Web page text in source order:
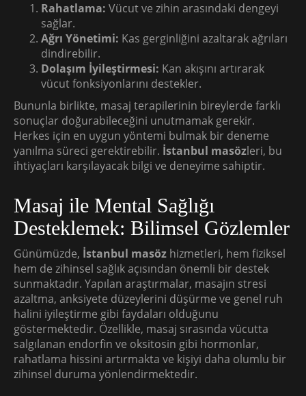
Rahatlama: Vücut ve zihin arasındaki dengeyi
sağlar.
Ağrı Yönetimi: Kas gerginliğini azaltarak ağrıları
dindirebilir.
Dolaşım İyileştirmesi: Kan akışını artırarak
vücut fonksiyonlarını destekler.
Bununla birlikte, masaj terapilerinin bireylerde farklı
sonuçlar doğurabileceğini unutmamak gerekir.
Herkes için en uygun yöntemi bulmak bir deneme
yanılma süreci gerektirebilir. İstanbul masözleri, bu
ihtiyaçları karşılayacak bilgi ve deneyime sahiptir.
Masaj ile Mental Sağlığı
Desteklemek: Bilimsel Gözlemler
Günümüzde, İstanbul masöz hizmetleri, hem fiziksel
hem de zihinsel sağlık açısından önemli bir destek
sunmaktadır. Yapılan araştırmalar, masajın stresi
azaltma, anksiyete düzeylerini düşürme ve genel ruh
halini iyileştirme gibi faydaları olduğunu
göstermektedir. Özellikle, masaj sırasında vücutta
salgılanan endorfin ve oksitosin gibi hormonlar,
rahatlama hissini artırmakta ve kişiyi daha olumlu bir
zihinsel duruma yönlendirmektedir.